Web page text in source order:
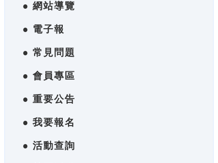
● 網站導覽
● 電子報
● 常見問題
● 會員專區
● 重要公告
● 我要報名
● 活動查詢